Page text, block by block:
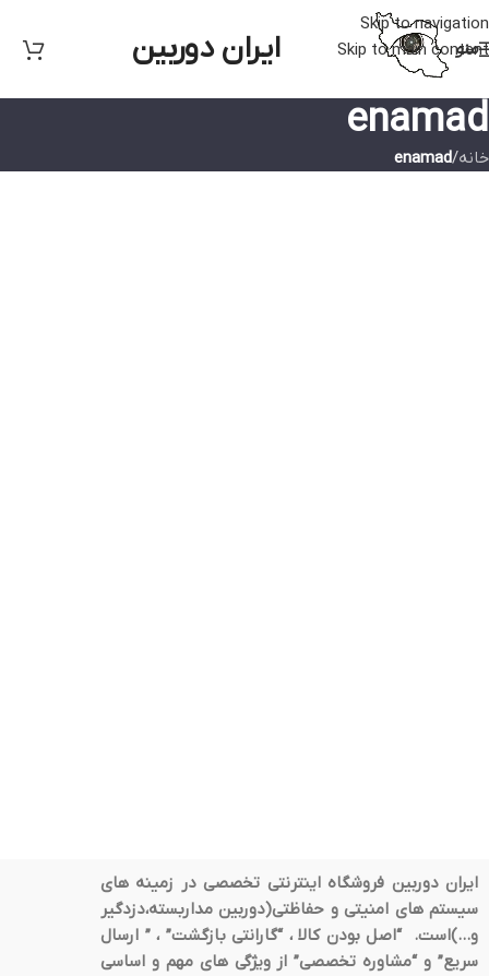
Skip to navigation
Skip to main content
منو ایران دوربین
enamad
خانه/
enamad
ایران دوربین فروشگاه اینترنتی تخصصی در زمینه های
سیستم های امنیتی و حفاظتی(دوربین مداربسته،دزدگیر
و…)است. “اصل بودن کالا ، “گارانتی بازگشت” ، ” ارسال
سریع” و “مشاوره تخصصی” از ویژگی های مهم و اساسی